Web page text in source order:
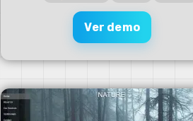
Ver demo